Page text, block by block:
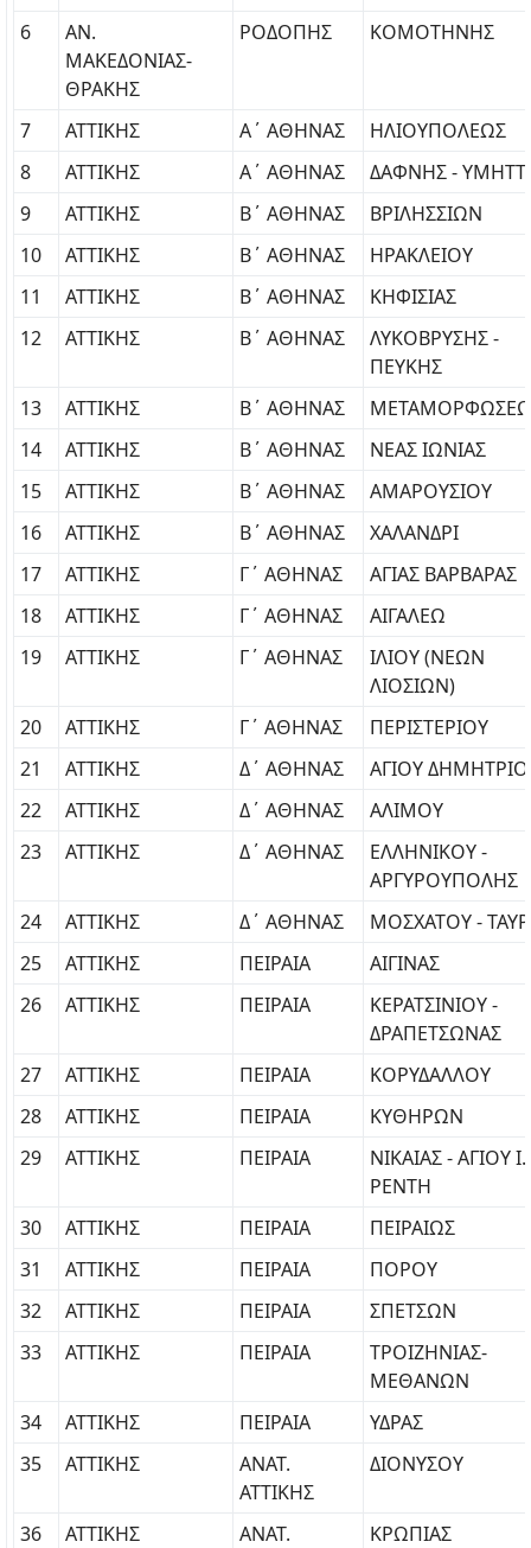
6
ΑΝ.
ΜΑΚΕΔΟΝΙΑΣ-
ΘΡΑΚΗΣ
ΡΟΔΟΠΗΣ ΚΟΜΟΤΗΝΗΣ
7 ΑΤΤΙΚΗΣ Α΄ ΑΘΗΝΑΣ
ΗΛΙΟΥΠΟΛΕΩΣ
8
ΑΤΤΙΚΗΣ Α΄ ΑΘΗΝΑΣ
ΔΑΦΝΗΣ -
9
ΑΤΤΙΚΗΣ Β΄ ΑΘΗΝΑΣ
ΒΡΙΛΗΣΣΙΩΝ
10
ΑΤΤΙΚΗΣ Β΄ ΑΘΗΝΑΣ
ΗΡΑΚΛΕΙΟΥ
11
ΑΤΤΙΚΗΣ Β΄ ΑΘΗΝΑΣ
ΚΗΦΙΣΙΑΣ
12
ΑΤΤΙΚΗΣ Β΄ ΑΘΗΝΑΣ
ΛΥΚΟΒΡΥΣΗΣ -
ΠΕΥΚΗΣ
13
ΑΤΤΙΚΗΣ Β΄ ΑΘΗΝΑΣ
14
ΑΤΤΙΚΗΣ Β΄ ΑΘΗΝΑΣ
ΝΕΑΣ ΙΩΝΙΑΣ
15
ΑΤΤΙΚΗΣ Β΄ ΑΘΗΝΑΣ
ΑΜΑΡΟΥΣΙΟΥ
16
ΑΤΤΙΚΗΣ Β΄ ΑΘΗΝΑΣ
ΧΑΛΑΝΔΡΙ
17
ΑΤΤΙΚΗΣ Γ΄ ΑΘΗΝΑΣ
ΑΓΙΑΣ ΒΑΡΒΑΡΑΣ
18
ΑΤΤΙΚΗΣ Γ΄ ΑΘΗΝΑΣ
ΑΙΓΑΛΕΩ
19
ΑΤΤΙΚΗΣ Γ΄ ΑΘΗΝΑΣ
ΙΛΙΟΥ (ΝΕΩΝ
ΛΙΟΣΙΩΝ)
20
ΑΤΤΙΚΗΣ Γ΄ ΑΘΗΝΑΣ
ΠΕΡΙΣΤΕΡΙΟΥ
21
ΑΤΤΙΚΗΣ Δ΄ ΑΘΗΝΑΣ
ΑΓΙΟΥ
22
ΑΤΤΙΚΗΣ Δ΄ ΑΘΗΝΑΣ
ΑΛΙΜΟΥ
23
ΑΤΤΙΚΗΣ Δ΄ ΑΘΗΝΑΣ
ΕΛΛΗΝΙΚΟΥ -
ΑΡΓΥΡΟΥΠΟΛΗΣ
24
ΑΤΤΙΚΗΣ Δ΄ ΑΘΗΝΑΣ
ΜΟΣΧΑΤΟΥ -
25
ΑΤΤΙΚΗΣ ΠΕΙΡΑΙΑ
ΑΙΓΙΝΑΣ
26
ΑΤΤΙΚΗΣ ΠΕΙΡΑΙΑ
ΚΕΡΑΤΣΙΝΙΟΥ -
ΔΡΑΠΕΤΣΩΝΑΣ
27
ΑΤΤΙΚΗΣ ΠΕΙΡΑΙΑ
ΚΟΡΥΔΑΛΛΟΥ
28
ΑΤΤΙΚΗΣ ΠΕΙΡΑΙΑ
ΚΥΘΗΡΩΝ
29
ΑΤΤΙΚΗΣ ΠΕΙΡΑΙΑ
ΝΙΚΑΙΑΣ - ΑΓΙΟΥ Ι.
ΡΕΝΤΗ
30
ΑΤΤΙΚΗΣ ΠΕΙΡΑΙΑ
ΠΕΙΡΑΙΩΣ
31
ΑΤΤΙΚΗΣ ΠΕΙΡΑΙΑ
ΠΟΡΟΥ
32
ΑΤΤΙΚΗΣ ΠΕΙΡΑΙΑ
ΣΠΕΤΣΩΝ
33
ΑΤΤΙΚΗΣ ΠΕΙΡΑΙΑ
ΤΡΟΙΖΗΝΙΑΣ-
ΜΕΘΑΝΩΝ
34
ΑΤΤΙΚΗΣ ΠΕΙΡΑΙΑ
ΥΔΡΑΣ
35
ΑΤΤΙΚΗΣ
ΑΝΑΤ.
ΑΤΤΙΚΗΣ
ΔΙΟΝΥΣΟΥ
36 ΑΤΤΙΚΗΣ
ΑΝΑΤ.
ΚΡΩΠΙΑΣ